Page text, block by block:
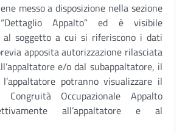
messo a disposizione nella sezione
Appalto” ed è visibile
al soggetto a cui si riferiscono i dati
apposita autorizzazione rilasciata
e/o dal subappaltatore, il
potranno visualizzare il
Congruità Occupazionale Appalto
all’appaltatore e al